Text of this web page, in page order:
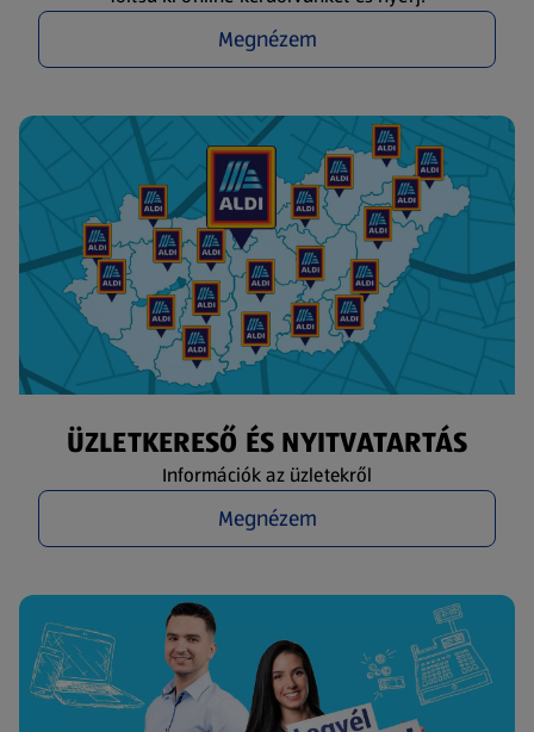
Megnézem
ÜZLETKERESŐ ÉS NYITVATARTÁS
Információk az üzletekről
Megnézem